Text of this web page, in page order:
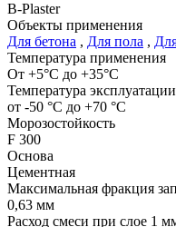
B-Plaster
Объекты применения
Для бетона , Для пола ,
Температура применения
От +5°С до +35°С
Температура эксплуатации
от -50 °С до +70 °С
Морозостойкость
F 300
Основа
Цементная
Максимальная фракция
0,63 мм
Расход смеси при слое 1